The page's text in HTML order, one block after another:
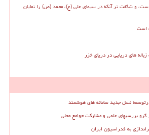
و شگفت تر آنکه در سیمای علی (ع)، محمد (ص) را نمایان
است
های دریایی در دریای خزر
نسل جدید سامانه های هوشمند
بررسیهای علمی و مشارکت جوامع محلی
به فدراسیون ایران